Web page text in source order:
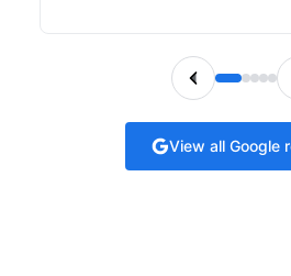
View all Google